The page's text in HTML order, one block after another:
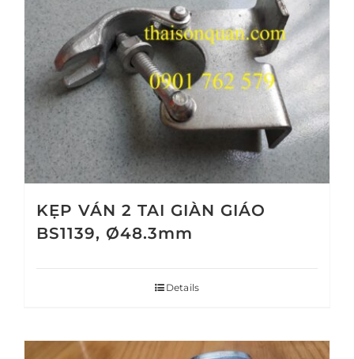
KẸP VÁN 2 TAI GIÀN GIÁO
BS1139, Ø48.3mm
Details